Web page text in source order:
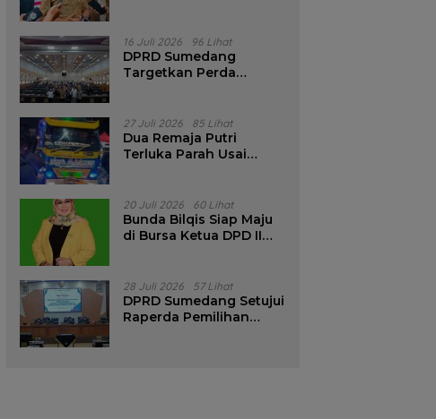
16 Juli 2026 96 Lihat
DPRD Sumedang
Targetkan Perda
Pencalonan Diperjelas
27 Juli 2026 85 Lihat
Dua Remaja Putri
Terluka Parah Usai
Tanjungsari Sumedang
20 Juli 2026 60 Lihat
Bunda Bilqis Siap Maju
di Bursa Ketua DPD II
28 Juli 2026 57 Lihat
DPRD Sumedang Setujui
Raperda Pemilihan